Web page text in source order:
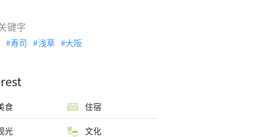
键字
寿司 浅草 大阪
食 住宿
光 文化